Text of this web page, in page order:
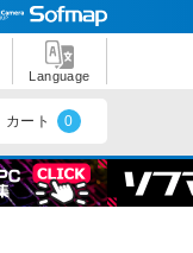
Language
カート 0